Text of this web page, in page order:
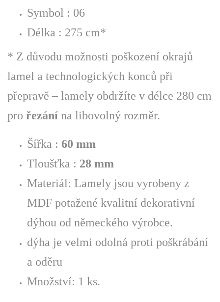
Symbol : 06
Délka : 275 cm*
* Z důvodu možnosti poškození okrajů
lamel a technologických konců při
přepravě – lamely obdržíte v délce 280 cm
pro řezání na libovolný rozměr.
Šířka : 60 mm
Tloušťka : 28 mm
Materiál: Lamely jsou vyrobeny z
MDF potažené kvalitní dekorativní
dýhou od německého výrobce.
dýha je velmi odolná proti poškrábání
a oděru
Množství: 1 ks.